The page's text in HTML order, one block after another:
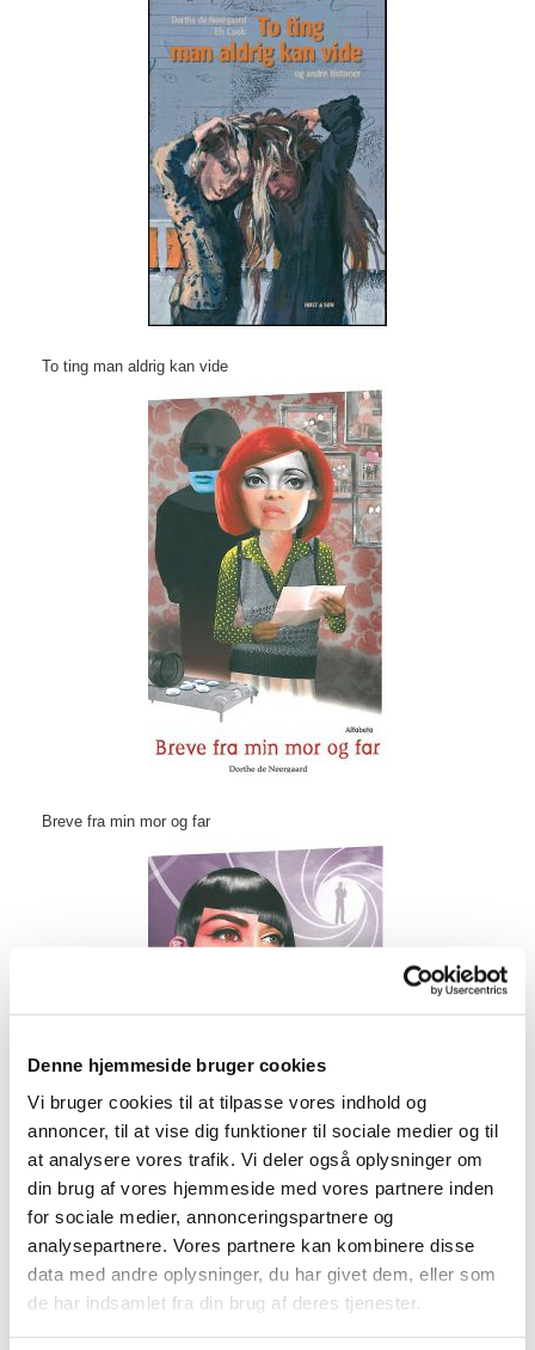
Denne hjemmeside bruger cookies
Vi bruger cookies til at tilpasse vores indhold og
annoncer, til at vise dig funktioner til sociale medier og til
at analysere vores trafik. Vi deler også oplysninger om
din brug af vores hjemmeside med vores partnere inden
for sociale medier, annonceringspartnere og
analysepartnere. Vores partnere kan kombinere disse
data med andre oplysninger, du har givet dem, eller som
de har indsamlet fra din brug af deres tjenester.
To ting man aldrig kan vide
Breve fra min mor og far
Pia møder James Bond